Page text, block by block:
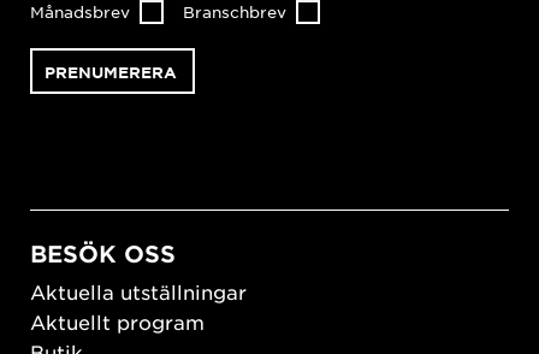
Månadsbrev Branschbrev
BESÖK OSS
Aktuella utställningar
Aktuellt program